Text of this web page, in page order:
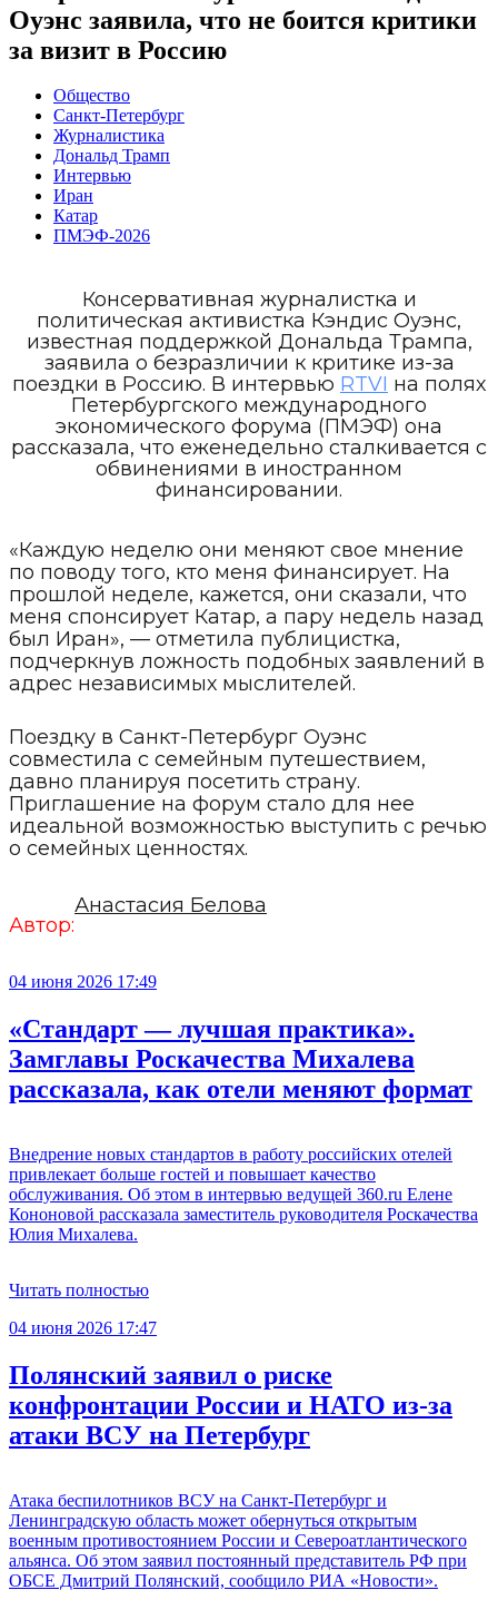
Оуэнс заявила, что не боится критики
за визит в Россию
Общество
Санкт-Петербург
Журналистика
Дональд Трамп
Интервью
Иран
Катар
ПМЭФ-2026
Консервативная журналистка и
политическая активистка Кэндис Оуэнс,
известная поддержкой Дональда Трампа,
заявила о безразличии к критике из-за
поездки в Россию. В интервью RTVI на полях
Петербургского международного
экономического форума (ПМЭФ) она
рассказала, что еженедельно сталкивается с
обвинениями в иностранном
финансировании.
«Каждую неделю они меняют свое мнение
по поводу того, кто меня финансирует. На
прошлой неделе, кажется, они сказали, что
меня спонсирует Катар, а пару недель назад
был Иран», — отметила публицистка,
подчеркнув ложность подобных заявлений в
адрес независимых мыслителей.
Поездку в Санкт-Петербург Оуэнс
совместила с семейным путешествием,
давно планируя посетить страну.
Приглашение на форум стало для нее
идеальной возможностью выступить с речью
о семейных ценностях.
Автор:
Анастасия Белова
04 июня 2026 17:49
«Стандарт — лучшая практика».
Замглавы Роскачества Михалева
рассказала, как отели меняют формат
Внедрение новых стандартов в работу российских отелей
привлекает больше гостей и повышает качество
обслуживания. Об этом в интервью ведущей 360.ru Елене
Кононовой рассказала заместитель руководителя Роскачества
Юлия Михалева.
Читать полностью
04 июня 2026 17:47
Полянский заявил о риске
конфронтации России и НАТО из-за
атаки ВСУ на Петербург
Атака беспилотников ВСУ на Санкт-Петербург и
Ленинградскую область может обернуться открытым
военным противостоянием России и Североатлантического
альянса. Об этом заявил постоянный представитель РФ при
ОБСЕ Дмитрий Полянский, сообщило РИА «Новости».